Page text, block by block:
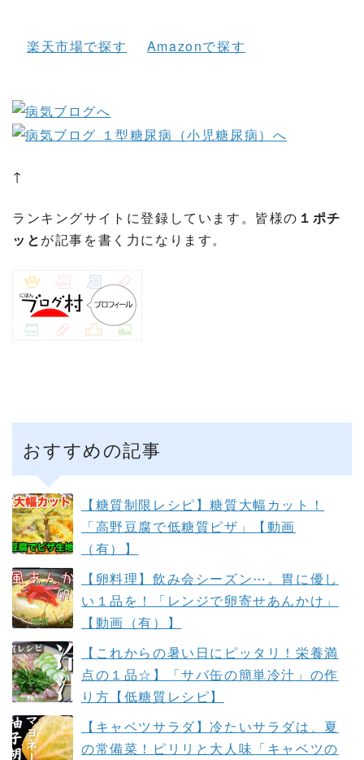
楽天市場で探す Amazonで探す
↑
ランキングサイトに登録しています。皆様の １ポチ
ッとが記事を書く力になります。
おすすめの記事
【糖質制限レシピ】糖質大幅カット！
「高野豆腐で低糖質ピザ」【動画
（有）】
【卵料理】飲み会シーズン⋯。胃に優し
い１品を！「レンジで卵寄せあんかけ」
【動画（有）】
【これからの暑い日にピッタリ！栄養満
点の１品☆】「サバ缶の簡単冷汁」の作
り方【低糖質レシピ】
【キャベツサラダ】冷たいサラダは、夏
の常備菜！ピリリと大人味「キャベツの